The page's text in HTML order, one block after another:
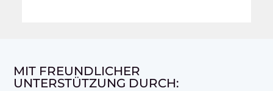
MIT FREUNDLICHER
UNTERSTÜTZUNG DURCH: